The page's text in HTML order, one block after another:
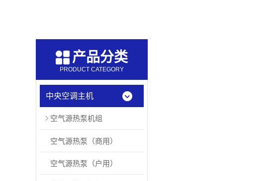
产品分类
PRODUCT CATEGORY
中央空调主机
空气源热泵机组
空气源热泵（商用）
空气源热泵（户用）